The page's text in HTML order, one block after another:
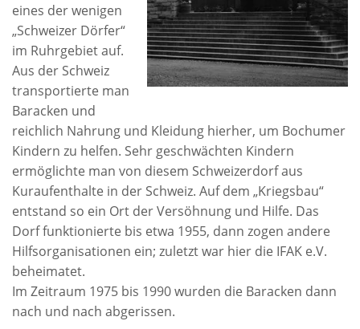
eines der wenigen
„Schweizer Dörfer“
im Ruhrgebiet auf.
Aus der Schweiz
transportierte man
Baracken und
reichlich Nahrung und Kleidung hierher, um Bochumer
Kindern zu helfen. Sehr geschwächten Kindern
ermöglichte man von diesem Schweizerdorf aus
Kuraufenthalte in der Schweiz. Auf dem „Kriegsbau“
entstand so ein Ort der Versöhnung und Hilfe. Das
Dorf funktionierte bis etwa 1955, dann zogen andere
Hilfsorganisationen ein; zuletzt war hier die IFAK e.V.
beheimatet.
Im Zeitraum 1975 bis 1990 wurden die Baracken dann
nach und nach abgerissen.